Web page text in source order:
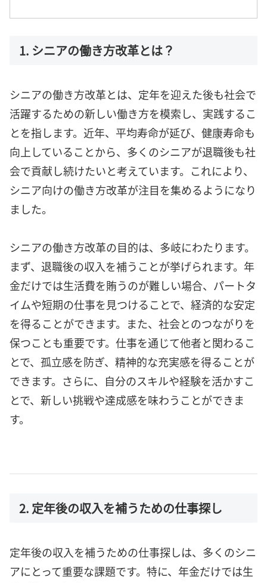
1. シニアの働き方改革とは？
シニアの働き方改革とは、定年を迎えた後も社会で
活躍するための新しい働き方を模索し、実践するこ
とを指します。近年、平均寿命が延び、健康寿命も
向上していることから、多くのシニアが退職後も社
会で貢献し続けたいと考えています。これにより、
シニア向けの働き方改革が注目を集めるようになり
ました。
シニアの働き方改革の目的は、多岐にわたります。
まず、退職後の収入を補うことが挙げられます。年
金だけでは生活費を賄うのが難しい場合、パートタ
イムや短期の仕事を見つけることで、経済的な安定
を得ることができます。また、社会とのつながりを
保つことも重要です。仕事を通じて他者と関わるこ
とで、孤立感を防ぎ、精神的な充実感を得ることが
できます。さらに、自分のスキルや経験を活かすこ
とで、新しい挑戦や達成感を味わうことができま
す。
2. 定年後の収入を補うための仕事探し
定年後の収入を補うための仕事探しは、多くのシニ
アにとって重要な課題です。特に、年金だけでは生